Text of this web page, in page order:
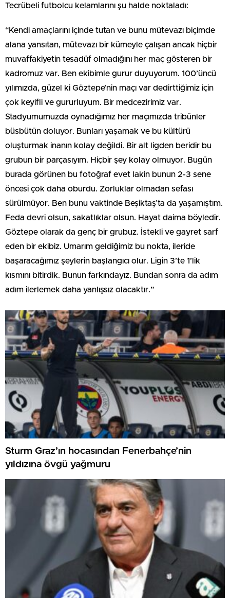
Tecrübeli futbolcu kelamlarını şu halde noktaladı:
“Kendi amaçlarını içinde tutan ve bunu mütevazı biçimde
alana yansıtan, mütevazı bir kümeyle çalışan ancak hiçbir
muvaffakiyetin tesadüf olmadığını her maç gösteren bir
kadromuz var. Ben ekibimle gurur duyuyorum. 100’üncü
yılımızda, güzel ki Göztepe’nin maçı var dedirttiğimiz için
çok keyifli ve gururluyum. Bir medcezirimiz var.
Stadyumumuzda oynadığımız her maçımızda tribünler
büsbütün doluyor. Bunları yaşamak ve bu kültürü
oluşturmak inanın kolay değildi. Bir alt ligden beridir bu
grubun bir parçasıyım. Hiçbir şey kolay olmuyor. Bugün
burada görünen bu fotoğraf evet lakin bunun 2-3 sene
öncesi çok daha oburdu. Zorluklar olmadan sefası
sürülmüyor. Ben bunu vaktinde Beşiktaş’ta da yaşamıştım.
Feda devri olsun, sakatlıklar olsun. Hayat daima böyledir.
Göztepe olarak da genç bir grubuz. İstekli ve gayret sarf
eden bir ekibiz. Umarım geldiğimiz bu nokta, ileride
başaracağımız şeylerin başlangıcı olur. Ligin 3’te 1’lik
kısmını bitirdik. Bunun farkındayız. Bundan sonra da adım
adım ilerlemek daha yanlışsız olacaktır.”
Sturm Graz’ın hocasından Fenerbahçe’nin
yıldızına övgü yağmuru